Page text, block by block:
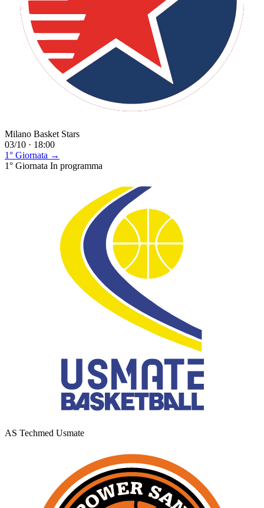
Milano Basket Stars
03/10 · 18:00
1° Giornata →
1° Giornata In programma
AS Techmed Usmate